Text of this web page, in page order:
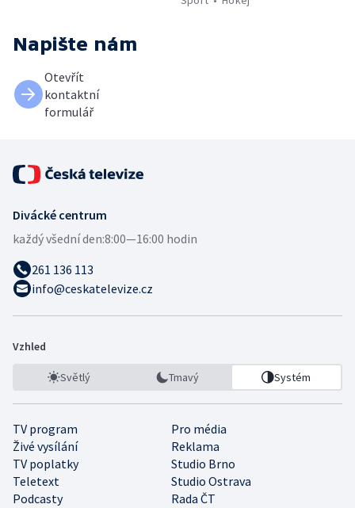
Napište nám
Otevřít
kontaktní
formulář
Divácké centrum
každý všední den:8:00—16:00 hodin
261 136 113
info@ceskatelevize.cz
Vzhled
Světlý Tmavý Systém
TV program
Pro média
Živé vysílání
Reklama
TV poplatky
Studio Brno
Teletext
Studio Ostrava
Podcasty
Rada ČT